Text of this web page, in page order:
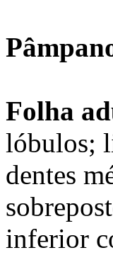
Folha
lóbulos;
dentes
inferior